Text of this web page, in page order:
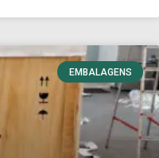
EMBALAGENS